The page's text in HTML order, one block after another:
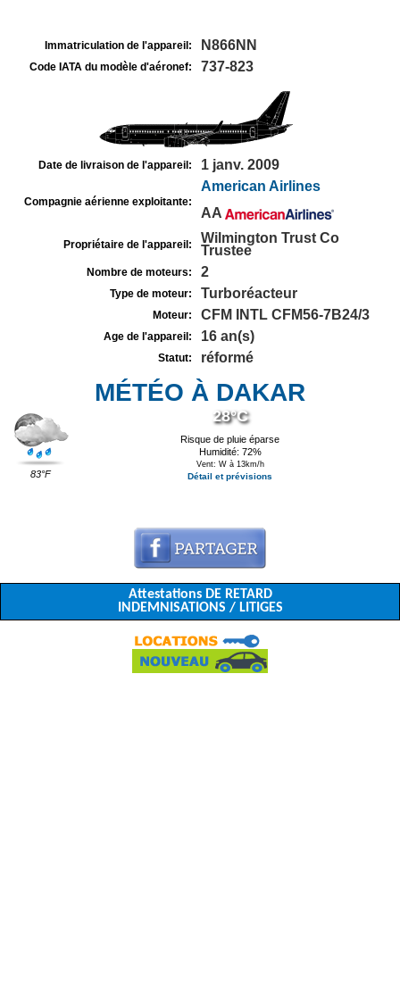
Immatriculation de l'appareil: N866NN
Code IATA du modèle d'aéronef: 737-823
Date de livraison de l'appareil: 1 janv. 2009
Compagnie aérienne exploitante:
American Airlines
AA
Propriétaire de l'appareil:
Wilmington Trust Co
Trustee
Nombre de moteurs: 2
Type de moteur: Turboréacteur
Moteur: CFM INTL CFM56-7B24/3
Age de l'appareil: 16 an(s)
Statut: réformé
MÉTÉO À DAKAR
83°F
28°C
Risque de pluie éparse
Humidité: 72%
Vent: W à 13km/h
Détail et prévisions
Attestations DE RETARD
INDEMNISATIONS / LITIGES